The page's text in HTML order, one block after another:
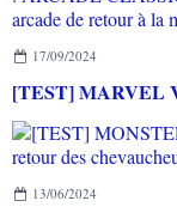
17/09/2024
13/06/2024